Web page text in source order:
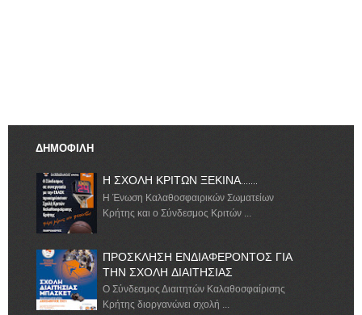
ΔΗΜΟΦΙΛΗ
Η ΣΧΟΛΗ ΚΡΙΤΩΝ ΞΕΚΙΝΑ.......
Η Ένωση Καλαθοσφαιρικών Σωματείων
Κρήτης και ο Σύνδεσμος Κριτών ...
ΠΡΟΣΚΛΗΣΗ ΕΝΔΙΑΦΕΡΟΝΤΟΣ ΓΙΑ
ΤΗΝ ΣΧΟΛΗ ΔΙΑΙΤΗΣΙΑΣ
Ο Σύνδεσμος Διαιτητών Καλαθοσφαίρισης
Κρήτης διοργανώνει σχολή ...